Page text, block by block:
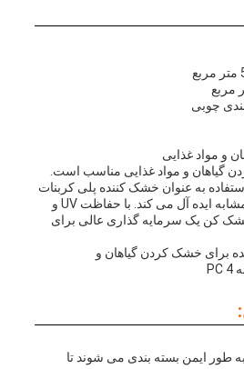
چوبی
و مواد غذایی
گیاهان و مواد غذایی مناسب است.
به عنوان خشک کننده پلی کربنات
کاکائو و سایر کاربردهای مشابه ایده آل می کند. با حفاظت UV و
خشک کن یک سرمایه گذاری عالی برای
طور ایمن بسته بندی می شوند تا